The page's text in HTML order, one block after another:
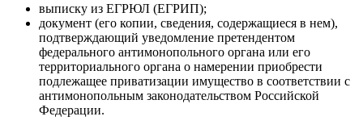
выписку из ЕГРЮЛ (ЕГРИП);
документ (его копии, сведения, содержащиеся в нем),
подтверждающий уведомление претендентом
федерального антимонопольного органа или его
территориального органа о намерении приобрести
подлежащее приватизации имущество в соответствии с
антимонопольным законодательством Российской
Федерации.